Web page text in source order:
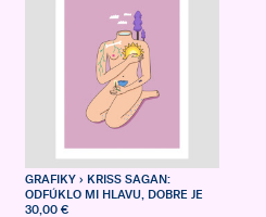
GRAFIKY› KRISS SAGAN:
ODFÚKLO MI HLAVU, DOBRE JE
30,00 €